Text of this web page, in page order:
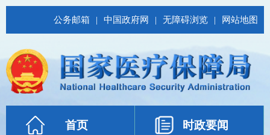
公务邮箱 | 中国政府网 | 无障碍浏览 | 网站地图
首页 时政要闻